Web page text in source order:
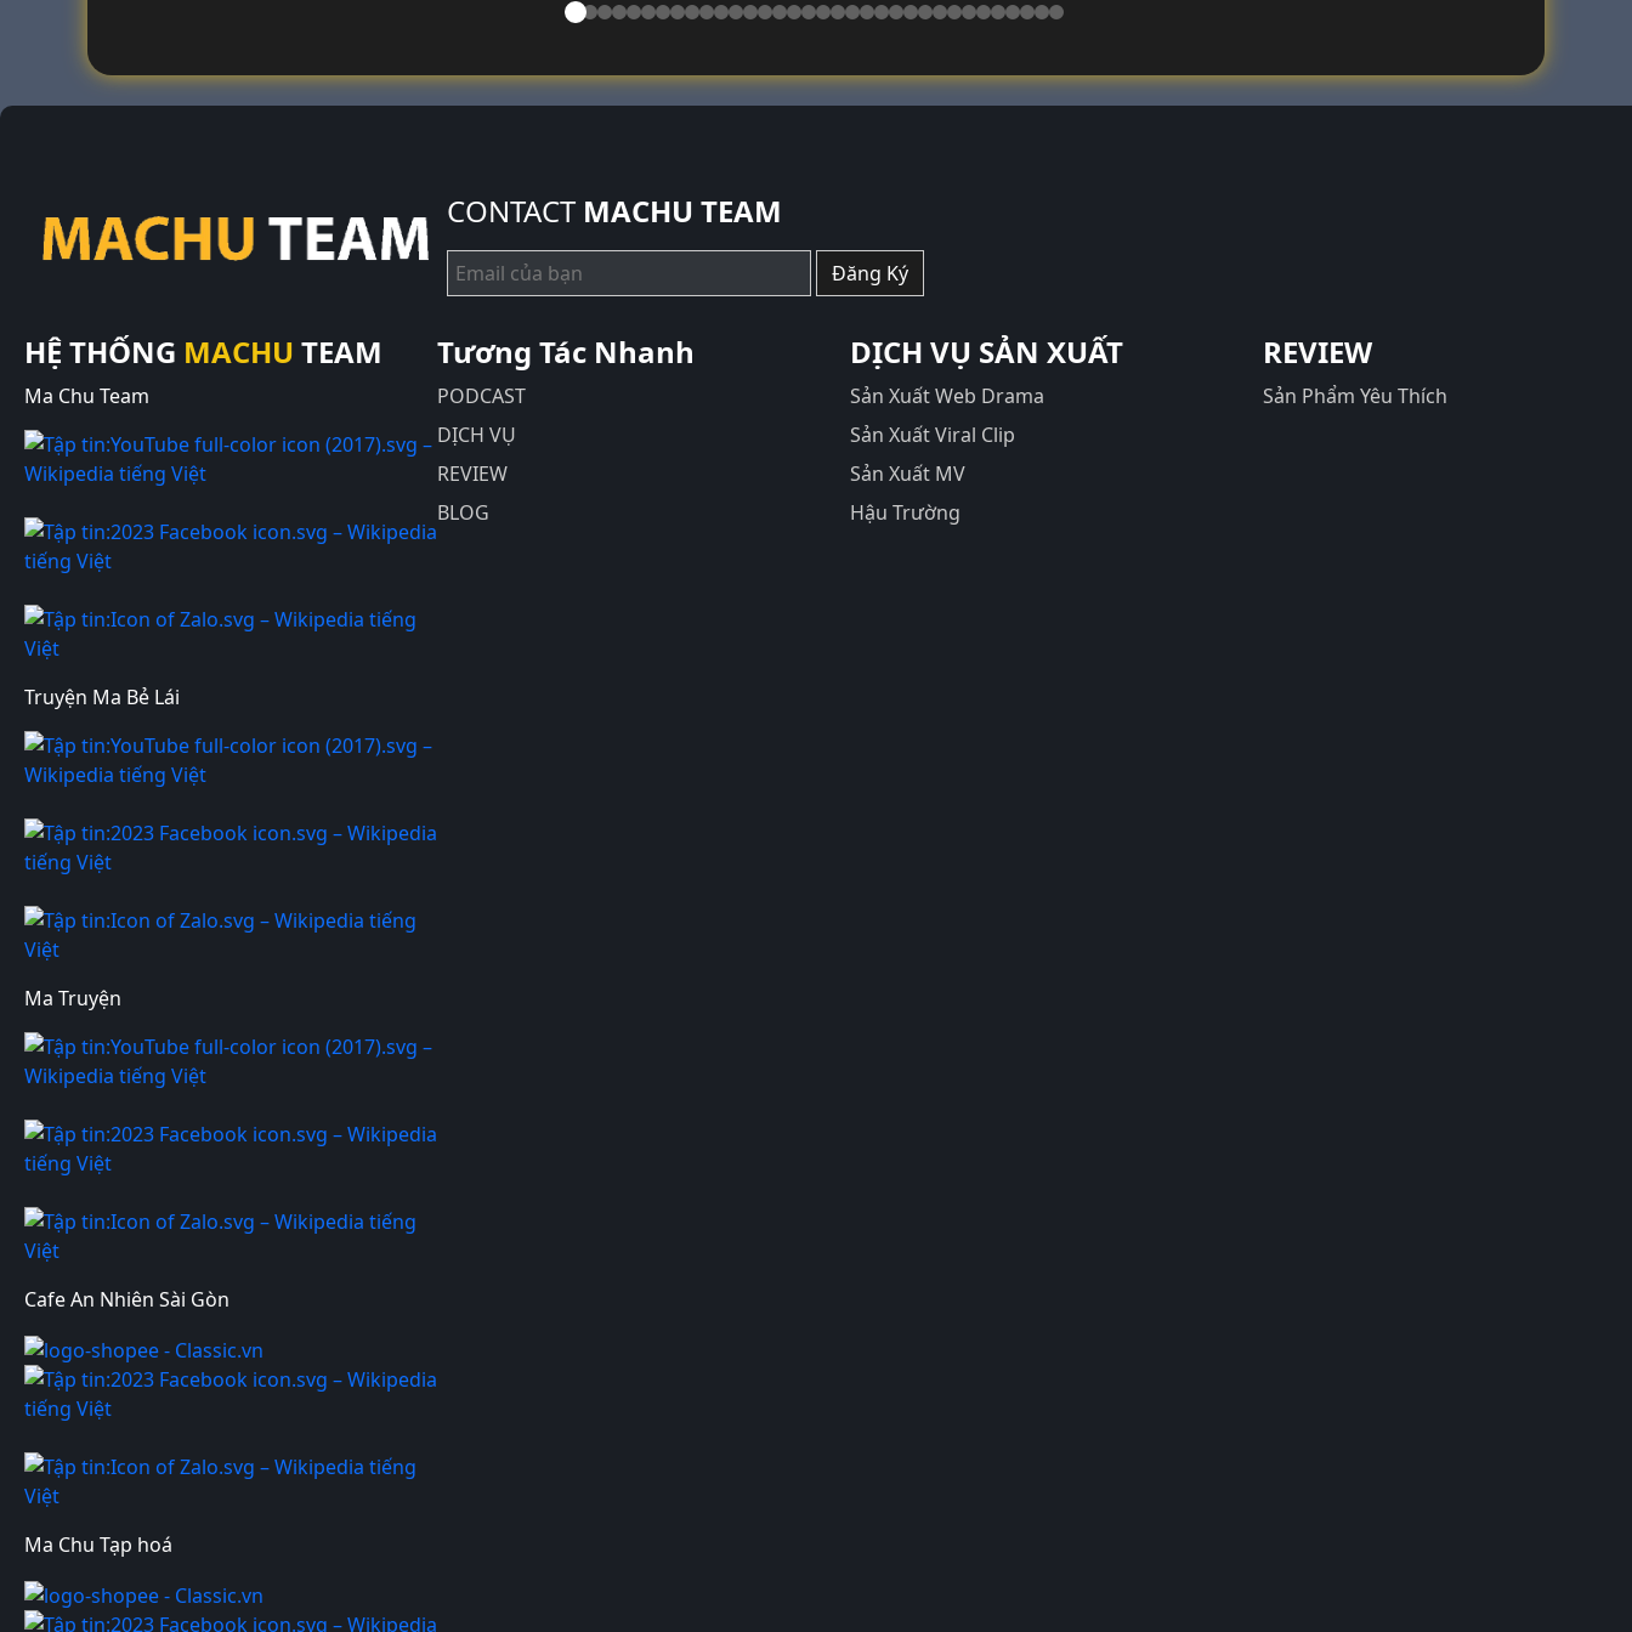
CONTACT MACHU TEAM
Đăng Ký
HỆ THỐNG MACHU TEAM
Ma Chu Team
Truyện Ma Bẻ Lái
Ma Truyện
Cafe An Nhiên Sài Gòn
Ma Chu Tạp hoá
Tương Tác Nhanh
PODCAST
DỊCH VỤ
REVIEW
BLOG
DỊCH VỤ SẢN XUẤT
Sản Xuất Web Drama
Sản Xuất Viral Clip
Sản Xuất MV
Hậu Trường
REVIEW
Sản Phẩm Yêu Thích